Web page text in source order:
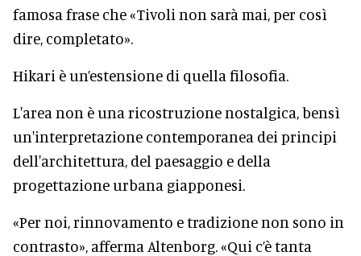
famosa frase che «Tivoli non sarà mai, per così
dire, completato».
Hikari è un’estensione di quella filosofia.
L'area non è una ricostruzione nostalgica, bensì
un'interpretazione contemporanea dei principi
dell'architettura, del paesaggio e della
progettazione urbana giapponesi.
«Per noi, rinnovamento e tradizione non sono in
contrasto», afferma Altenborg. «Qui c’è tanta